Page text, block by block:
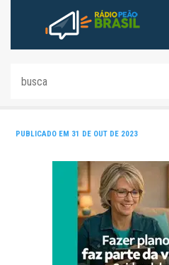
PUBLICADO EM 31 DE OUT DE 2023